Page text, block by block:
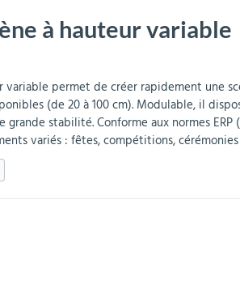
Cendriers urbains
Arceaux de sécurité
Travaux publics &
Équipements sanitaires
Mobilier scolaire extérieur
amovibles
Décorations de Noël
extérieurs
Baby-foots & Billards
à hauteur variable
permet de créer rapidement une
(de 20 à 100 cm). Modulable, il
stabilité. Conforme aux normes
variés : fêtes, compétitions,